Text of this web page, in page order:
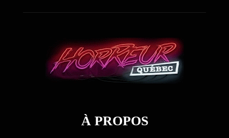
À PROPOS